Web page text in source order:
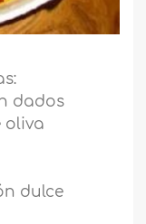
dados
oliva
dulce